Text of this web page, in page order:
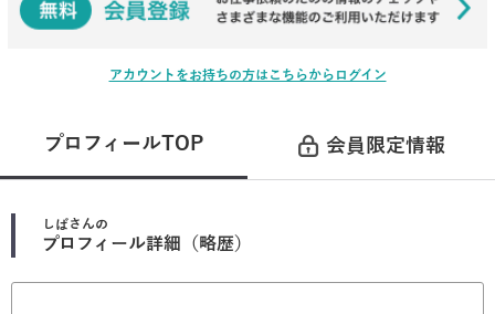
アカウントをお持ちの方はこちらからログイン
プロフィールTOP 会員限定情報
しばさんの
プロフィール詳細（略歴）